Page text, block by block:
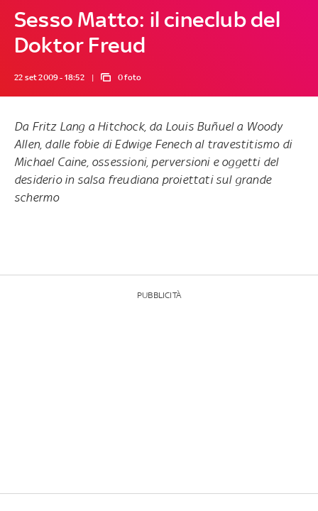
Sesso Matto: il cineclub del
Doktor Freud
22 set 2009 - 18:52 0 foto
Da Fritz Lang a Hitchock, da Louis Buñuel a Woody
Allen, dalle fobie di Edwige Fenech al travestitismo di
Michael Caine, ossessioni, perversioni e oggetti del
desiderio in salsa freudiana proiettati sul grande
schermo
PUBBLICITÀ